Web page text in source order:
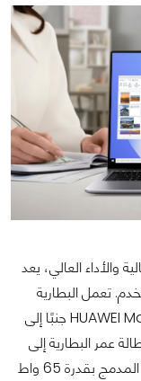
والأداء العالي، يعد
تعمل البطارية
عالية السعة 56 واط في حاسوب HUAWEI MateBook 14 جنبًا إلى
عمر البطارية إلى
أقصى حد. يدعم محول الطاقة USB Type-C المدمج بقدرة 65 واط